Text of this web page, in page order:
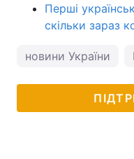
Перші
скільки зараз
новини України